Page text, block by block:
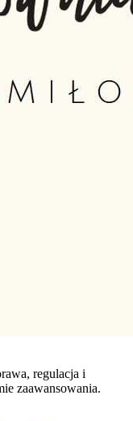
regulacja i
zaawansowania.